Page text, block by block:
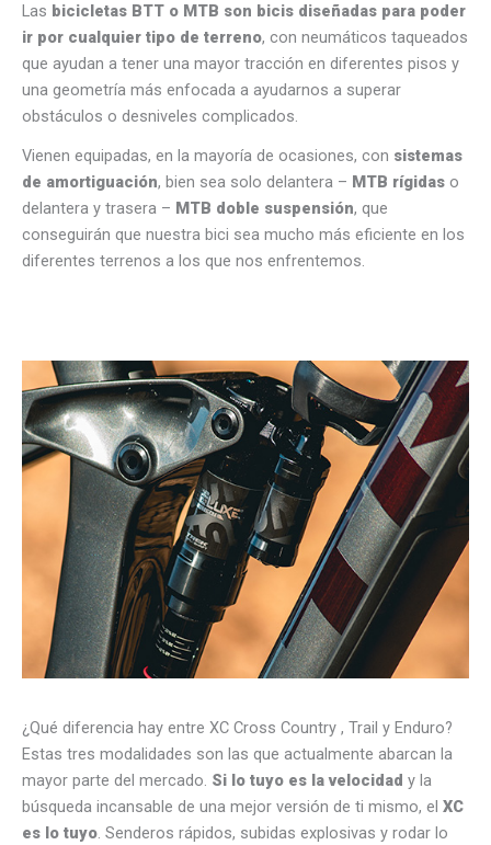
Las bicicletas BTT o MTB son bicis diseñadas para poder
ir por cualquier tipo de terreno, con neumáticos taqueados
que ayudan a tener una mayor tracción en diferentes pisos y
una geometría más enfocada a ayudarnos a superar
obstáculos o desniveles complicados.
Vienen equipadas, en la mayoría de ocasiones, con sistemas
de amortiguación, bien sea solo delantera – MTB rígidas o
delantera y trasera – MTB doble suspensión, que
conseguirán que nuestra bici sea mucho más eficiente en los
diferentes terrenos a los que nos enfrentemos.
¿Qué diferencia hay entre XC Cross Country , Trail y Enduro?
Estas tres modalidades son las que actualmente abarcan la
mayor parte del mercado. Si lo tuyo es la velocidad y la
búsqueda incansable de una mejor versión de ti mismo, el XC
es lo tuyo. Senderos rápidos, subidas explosivas y rodar lo